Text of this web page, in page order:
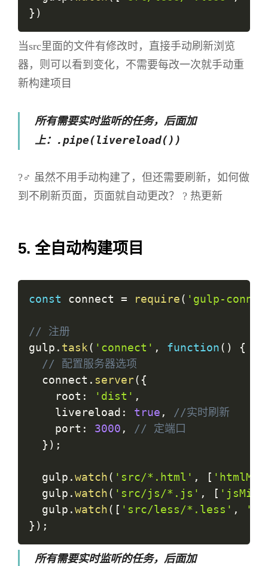
} )
当src里面的文件有修改时，直接手动刷新浏览
器，则可以看到变化，不需要每改一次就手动重
新构建项目
所有需要实时监听的任务，后面加
上： .pipe(livereload())
?‍♂️ 虽然不用手动构建了，但还需要刷新，如何做
到不刷新页面，页面就自动更改？ ? 热更新
5. 全自动构建项目
const connect = require( 'gulp-
// 注册
gulp . task( 'connect' , function( )
{
// 配置服务器选项
  connect
. server( {
    root
: 'dist' ,
    livereload
: true ,
//实时刷新
    port
: 3000 ,
// 定端口
} ) ;
  gulp
.watch( 'src/*.html' , [
  gulp
.watch( 'src/js/*.js' , [ 'jsMin'
  gulp
.watch( [ 'src/less/*.less' ,
} ) ;
所有需要实时监听的任务，后面加